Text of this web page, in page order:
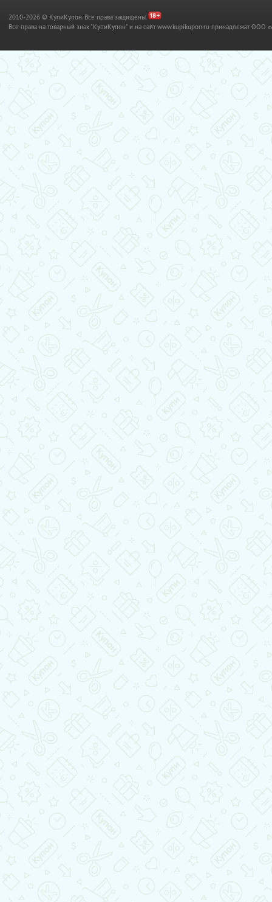
2010-2026 © КупиКупон. Все права защищены.
Все права на товарный знак "КупиКупон" и на сайт www.kupikupon.ru принадлежат